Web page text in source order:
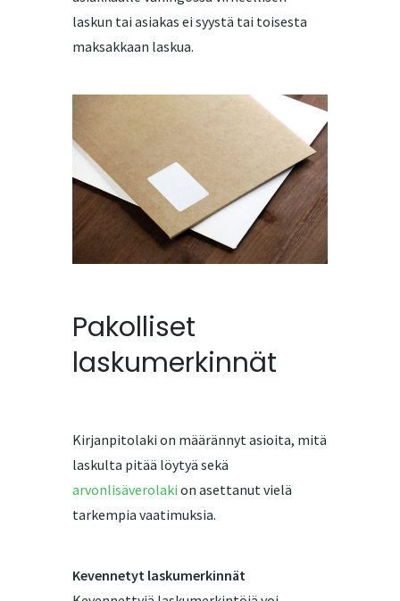
laskun tai asiakas ei syystä tai toisesta
maksakkaan laskua.
Pakolliset
laskumerkinnät
Kirjanpitolaki on määrännyt asioita, mitä
laskulta pitää löytyä sekä
arvonlisäverolaki on asettanut vielä
tarkempia vaatimuksia.
Kevennetyt laskumerkinnät